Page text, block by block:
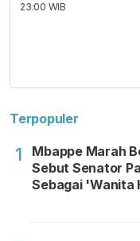
23:00 WIB
Terpopuler
1
Mbappe Marah
Sebut Senator
Sebagai 'Wanita